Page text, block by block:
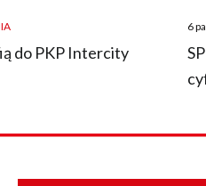
do PKP Intercity
on
6